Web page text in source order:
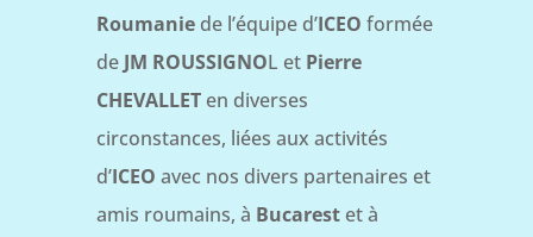
Roumaniede l’équipe d’ICEO formée
de JM ROUSSIGNOL et Pierre
CHEVALLETen diverses
circonstances, liées aux activités
d’ICEO avec nos divers partenaires et
amis roumains, à Bucarestet à